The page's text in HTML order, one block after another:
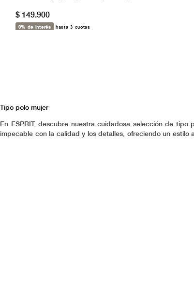
$ 149.900
0% de interés hasta 3 cuotas
Tipo polo mujer
En ESPRIT, descubre nuestra cuidadosa selección de
impecable con la calidad y los detalles, ofreciendo un